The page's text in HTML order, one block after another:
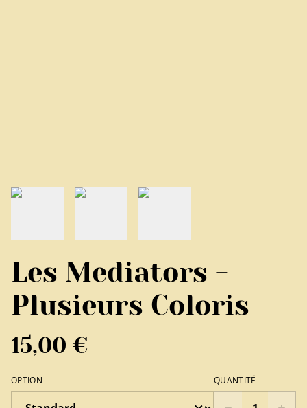
Les Mediators -
Plusieurs Coloris
15,00 €
OPTION QUANTITÉ